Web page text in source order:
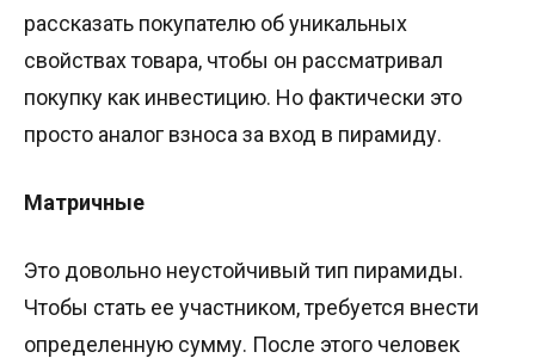
рассказать покупателю об уникальных
свойствах товара, чтобы он рассматривал
покупку как инвестицию. Но фактически это
просто аналог взноса за вход в пирамиду.
Матричные
Это довольно неустойчивый тип пирамиды.
Чтобы стать ее участником, требуется внести
определенную сумму. После этого человек